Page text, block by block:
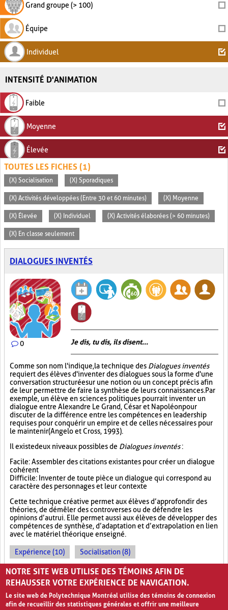
Grand groupe (> 100)
Équipe
Individuel
INTENSITÉ D'ANIMATION
Faible
Moyenne
Élevée
TOUTES LES FICHES (1)
(X) Socialisation (X) Sporadiques
(X) Activités développées (Entre 30 et 60 minutes) (X) Moyenne
(X) Élevée (X) Individuel (X) Activités élaborées (> 60 minutes)
(X) En classe seulement
DIALOGUES INVENTÉS
0 Je dis, tu dis, ils disent...
Comme son nom l'indique, la technique des Dialogues inventés
requiert des élèves d'inventer des dialogues sous la forme d'une
conversation structurée sur une notion ou un concept précis afin
de leur permettre de faire la synthèse de leurs connaissances. Par
exemple, un élève en sciences politiques pourrait inventer un
dialogue entre Alexandre Le Grand, César et Napoléon pour
discuter de la différence entre les compétences en leadership
requises pour conquérir un empire et de celles nécessaires pour
le maintenir (Angelo et Cross, 1993).
Il existe deux niveaux possibles de Dialogues inventés:
Facile : Assembler des citations existantes pour créer un dialogue
cohérent
Difficile : Inventer de toute pièce un dialogue qui correspond au
caractère des personnages et leur contexte
Cette technique créative permet aux élèves d’approfondir des
théories, de démêler des controverses ou de défendre les
opinions d’autrui. Elle permet aussi aux élèves de développer des
compétences de synthèse, d’adaptation et d’extrapolation en lien
avec le matériel théorique enseigné.
Expérience (10) Socialisation (8)
Approfondissement des connaissances (17)
NOTRE SITE WEB UTILISE DES TÉMOINS AFIN DE
REHAUSSER VOTRE EXPÉRIENCE DE NAVIGATION.
Le site web de Polytechnique Montréal utilise des témoins de connexion
afin de recueillir des statistiques générales et offrir une meilleure